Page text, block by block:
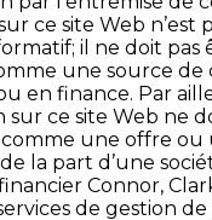
ce site Web n’est
il ne doit pas
une source de
en finance. Par
sur ce site Web ne
une offre ou
la part d’une
Connor,
de gestion